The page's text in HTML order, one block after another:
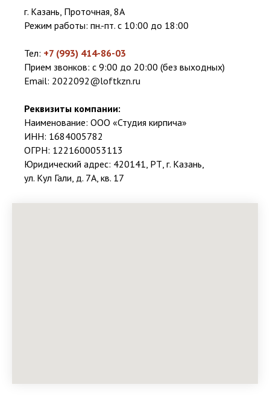
г. Казань, Проточная, 8А
Режим работы: пн.-пт. с 10:00 до 18:00
Тел: +7 (993) 414-86-03
Прием звонков: с 9:00 до 20:00 (без выходных)
Email: 2022092@loftkzn.ru
Реквизиты компании:
Наименование: ООО «Студия кирпича»
ИНН: 1684005782
ОГРН: 1221600053113
Юридический адрес: 420141, РТ, г. Казань,
ул. Кул Гали, д. 7А, кв. 17